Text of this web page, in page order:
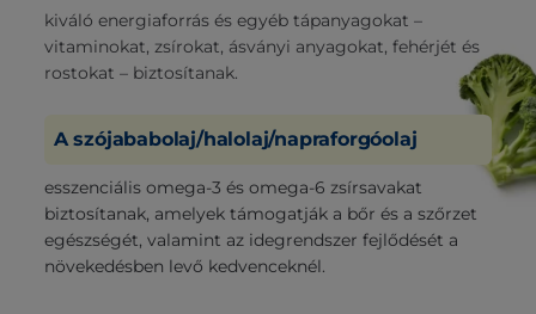
kiváló energiaforrás és egyéb tápanyagokat –
vitaminokat, zsírokat, ásványi anyagokat, fehérjét és
rostokat – biztosítanak.
A szójababolaj/halolaj/napraforgóolaj
esszenciális omega-3 és omega-6 zsírsavakat
biztosítanak, amelyek támogatják a bőr és a szőrzet
egészségét, valamint az idegrendszer fejlődését a
növekedésben levő kedvenceknél.